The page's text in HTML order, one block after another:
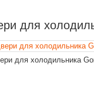
для
для холодильника